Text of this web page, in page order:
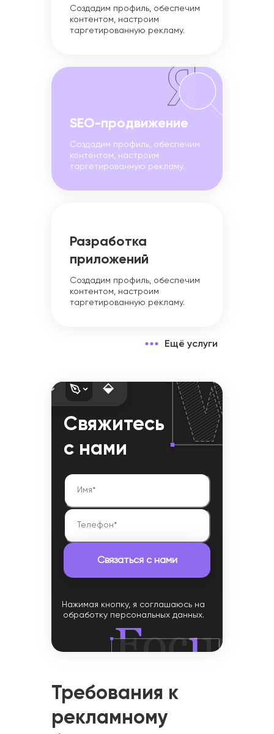
Создадим профиль, обеспечим
контентом, настроим
таргетированную рекламу.
SEO-продвижение
Создадим профиль, обеспечим
контентом, настроим
таргетированную рекламу.
Разработка
приложений
Создадим профиль, обеспечим
контентом, настроим
таргетированную рекламу.
Ещё услуги
Свяжитесь
с нами
Нажимая кнопку, я соглашаюсь на
обработку персональных данных.
Требования к
рекламному